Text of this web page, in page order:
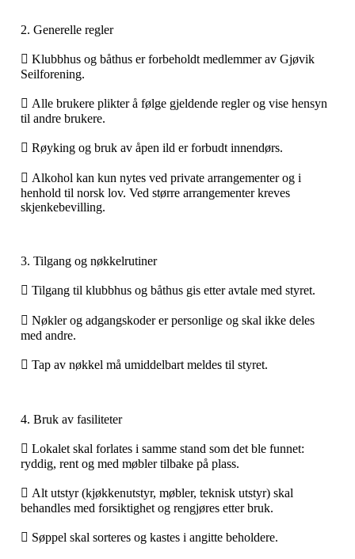
2. Generelle regler
 Klubbhus og båthus er forbeholdt medlemmer av Gjøvik
Seilforening.
 Alle brukere plikter å følge gjeldende regler og vise hensyn
til andre brukere.
 Røyking og bruk av åpen ild er forbudt innendørs.
 Alkohol kan kun nytes ved private arrangementer og i
henhold til norsk lov. Ved større arrangementer kreves
skjenkebevilling.
3. Tilgang og nøkkelrutiner
 Tilgang til klubbhus og båthus gis etter avtale med styret.
 Nøkler og adgangskoder er personlige og skal ikke deles
med andre.
 Tap av nøkkel må umiddelbart meldes til styret.
4. Bruk av fasiliteter
 Lokalet skal forlates i samme stand som det ble funnet:
ryddig, rent og med møbler tilbake på plass.
 Alt utstyr (kjøkkenutstyr, møbler, teknisk utstyr) skal
behandles med forsiktighet og rengjøres etter bruk.
 Søppel skal sorteres og kastes i angitte beholdere.